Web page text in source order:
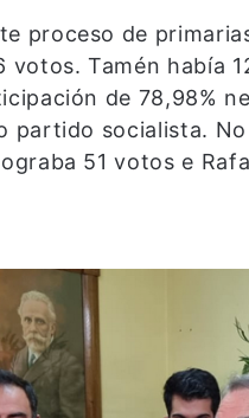
proceso de
votos. Tamén había
de 78,98%
partido socialista.
51 votos e